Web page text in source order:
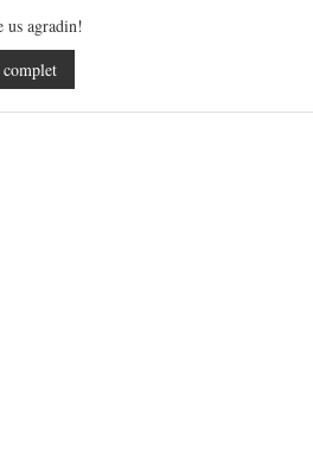
us agradin!